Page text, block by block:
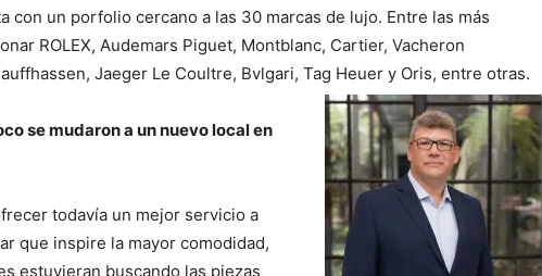
con un porfolio cercano a las 30 marcas de lujo. Entre las más
ROLEX, Audemars Piguet, Montblanc, Cartier, Vacheron
Jaeger Le Coultre, Bvlgari, Tag Heuer y Oris, entre otras.
se mudaron a un nuevo local en
todavía un mejor servicio a
que inspire la mayor comodidad,
estuvieran buscando las piezas